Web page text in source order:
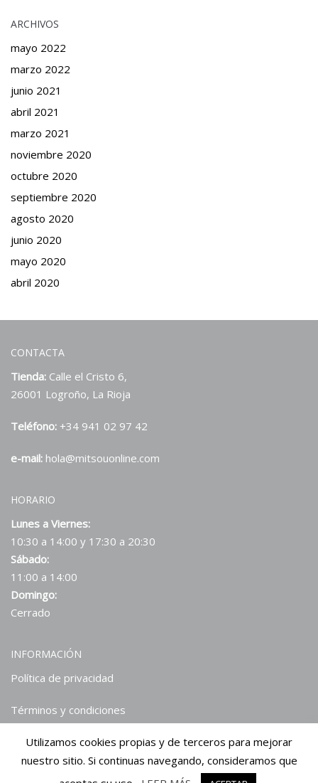
ARCHIVOS
mayo 2022
marzo 2022
junio 2021
abril 2021
marzo 2021
noviembre 2020
octubre 2020
septiembre 2020
agosto 2020
junio 2020
mayo 2020
abril 2020
CONTACTA
Tienda: Calle el Cristo 6,
26001 Logroño, La Rioja
Teléfono: +34 941 02 97 42
e-mail: hola@mitsouonline.com
HORARIO
Lunes a Viernes:
10:30 a 14:00 y 17:30 a 20:30
Sábado:
11:00 a 14:00
Domingo:
Cerrado
INFORMACIÓN
Política de privacidad
Términos y condiciones
Hablan de nosotros
Utilizamos cookies propias y de terceros para mejorar
nuestro sitio. Si continuas navegando, consideramos que